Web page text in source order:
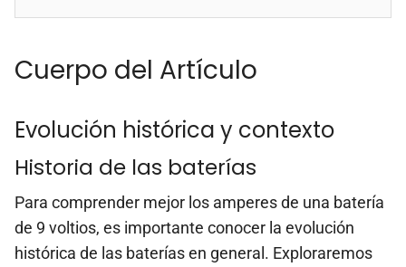
Cuerpo del Artículo
Evolución histórica y contexto
Historia de las baterías
Para comprender mejor los amperes de una batería
de 9 voltios, es importante conocer la evolución
histórica de las baterías en general. Exploraremos